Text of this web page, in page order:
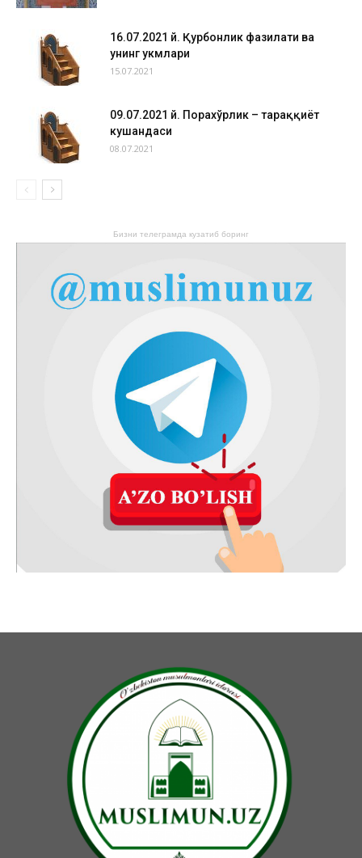
16.07.2021 й. Қурбонлик фазилати ва
унинг ҳукмлари
15.07.2021
09.07.2021 й. Порахўрлик – тараққиёт
кушандаси
08.07.2021
Бизни телеграмда кузатиб боринг